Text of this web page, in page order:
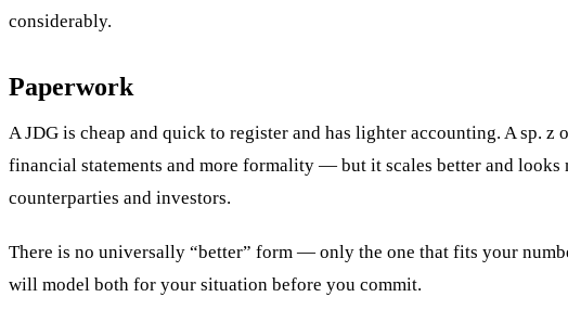
considerably.
Paperwork
A JDG is cheap and quick to register and has lighter accounting. A sp. z
financial statements and more formality — but it scales better and looks
counterparties and investors.
There is no universally “better” form — only the one that fits your
will model both for your situation before you commit.